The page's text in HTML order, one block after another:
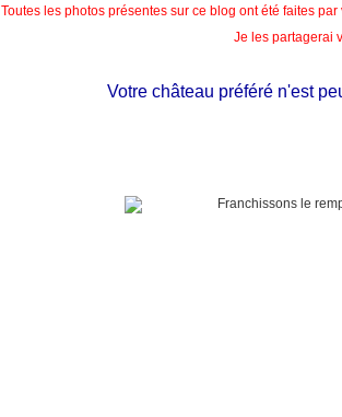
Toutes les photos présentes sur ce blog ont été faites par
Je les partagerai
Votre château préféré n'est